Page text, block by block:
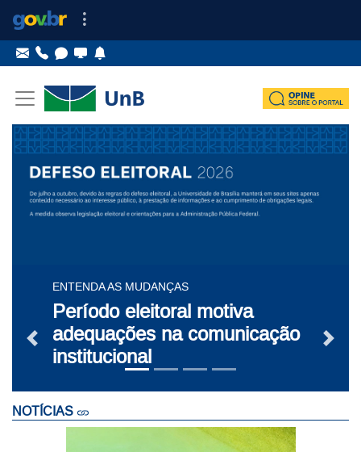
Destaques
ENTENDA AS MUDANÇAS
Período eleitoral motiva
adequações na comunicação
institucional
Notícia Anterior
NOTÍCIAS